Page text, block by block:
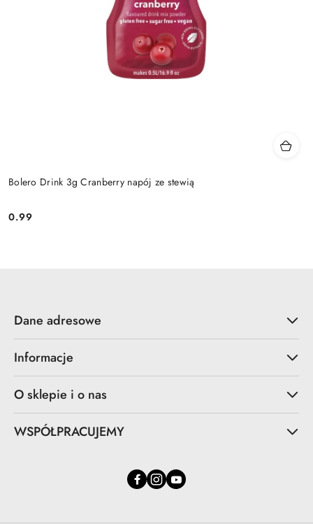
Bolero Drink 3g Cranberry napój ze stewią
Cena:
0.99
Dane adresowe
Informacje
O sklepie i o nas
WSPÓŁPRACUJEMY